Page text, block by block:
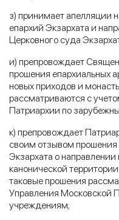
з) принимает апелляции
епархий Экзархата и
Церковного суда
и) препровождает
прошения епархиальных
новых приходов и
рассматриваются с
Патриархии по
к) препровождает
своим отзывом прошения
Экзархата о
канонической
таковые прошения
Управления Московской
учреждениям;